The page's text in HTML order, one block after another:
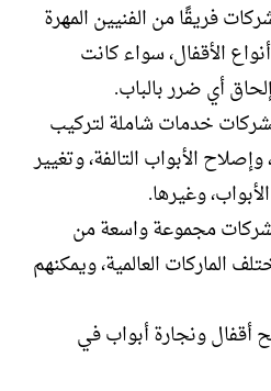
فريقًا من الفنيين المهرة
الأقفال، سواء كانت
أي ضرر بالباب.
خدمات شاملة لتركيب
الأبواب التالفة، وتغيير
وغيرها.
مجموعة واسعة من
الماركات العالمية، ويمكنهم
ونجارة أبواب في